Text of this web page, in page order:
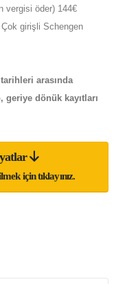
vergisi öder) 144€
girişli Schengen
arasında
dönük kayıtları
için tıklayınız.